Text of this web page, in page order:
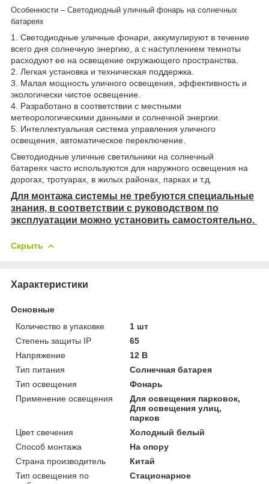
Особенности – Светодиодный уличный фонарь на солнечных
батареях
1. Светодиодные уличные фонари, аккумулируют в течение
всего дня солнечную энергию, а с наступлением темноты
расходуют ее на освещение окружающего пространства.
2. Легкая установка и техническая поддержка.
3. Малая мощность уличного освещения, эффективность и
экологически чистое освещение.
4. Разработано в соответствии с местными
метеорологическими данными и солнечной энергии.
5. Интеллектуальная система управления уличного
освещения, автоматическое переключение.
Светодиодныe уличные светильники на солнечный
батареях часто используются для наружного освещения на
дорогах, тротуарах, в жилых районах, парках и т.д.
Для монтажа системы не требуются специальные
знания, в соответствии с руководством по
эксплуатации можно установить самостоятельно.
Скрыть
Характеристики
Основные
Количество в упаковке
1 шт
Степень защиты IP
65
Напряжение
12 В
Тип питания
Солнечная батарея
Тип освещения
Фонарь
Применение освещения
Для освещения парковок,
Для освещения улиц,
парков
Цвет свечения
Холодный белый
Способ монтажа
На опору
Страна производитель
Китай
Тип освещения по
Стационарное